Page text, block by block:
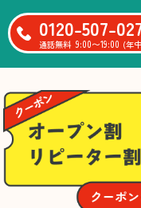
0120-507-
通話無料 9:00〜19:00 (年